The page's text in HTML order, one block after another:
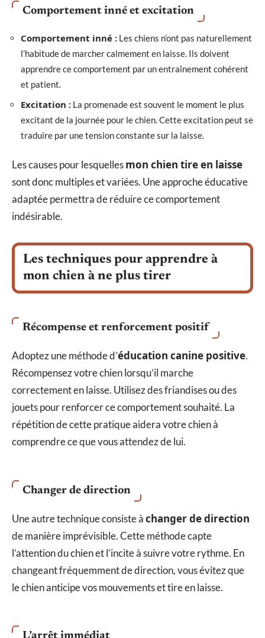
Comportement inné et excitation
Comportement inné : Les chiens n’ont pas naturellement
l’habitude de marcher calmement en laisse. Ils doivent
apprendre ce comportement par un entraînement cohérent
et patient.
Excitation : La promenade est souvent le moment le plus
excitant de la journée pour le chien. Cette excitation peut se
traduire par une tension constante sur la laisse.
Les causes pour lesquellesmon chien tire en laisse
sont donc multiples et variées. Une approche éducative
adaptée permettra de réduire ce comportement
indésirable.
Les techniques pour apprendre à
mon chien à ne plus tirer
Récompense et renforcement positif
Adoptez une méthode d’éducation canine positive.
Récompensez votre chien lorsqu’il marche
correctement en laisse. Utilisez des friandises ou des
jouets pour renforcer ce comportement souhaité. La
répétition de cette pratique aidera votre chien à
comprendre ce que vous attendez de lui.
Changer de direction
Une autre technique consiste àchanger de direction
de manière imprévisible. Cette méthode capte
l’attention du chien et l’incite à suivre votre rythme. En
changeant fréquemment de direction, vous évitez que
le chien anticipe vos mouvements et tire en laisse.